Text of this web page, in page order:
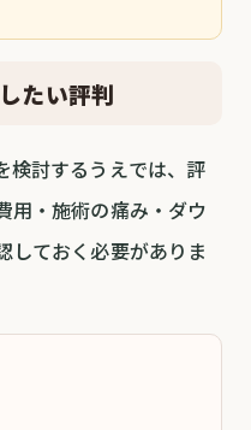
たい評判
検討するうえでは、評
用・施術の痛み・ダウ
しておく必要がありま